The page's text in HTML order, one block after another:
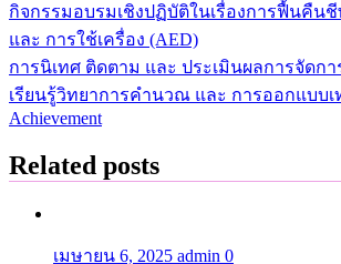
แนะแนว
เรื่อง
กิจกรรมอบรมเชิงปฏิบัติในเรื่องการฟื้นคืน
และ การใช้เครื่อง (AED)
การนิเทศ ติดตาม และ ประเมินผลการจัดก
เรียนรู้วิทยาการคำนวณ และ การออกแบบเ
Achievement
Related posts
เมษายน 6, 2025 admin 0